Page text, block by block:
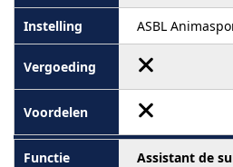
ASBL
Assistant de